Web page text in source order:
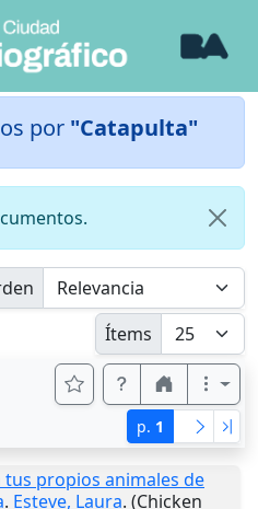
por "Catapulta"
Ítems
p. 1
tus propios animales de
. Esteve, Laura. (Chicken